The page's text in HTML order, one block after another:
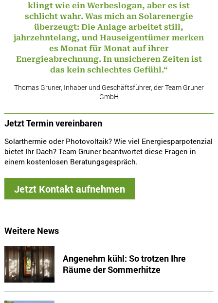
klingt wie ein Werbeslogan, aber es ist
schlicht wahr. Was mich an Solarenergie
überzeugt: Die Anlage arbeitet still,
jahrzehntelang, und Hauseigentümer merken
es Monat für Monat auf ihrer
Energieabrechnung. In unsicheren Zeiten ist
das kein schlechtes Gefühl.“
Thomas Gruner, Inhaber und Geschäftsführer, der Team Gruner
GmbH
Jetzt Termin vereinbaren
Solarthermie oder Photovoltaik? Wie viel Energiesparpotenzial
bietet Ihr Dach? Team Gruner beantwortet diese Fragen in
einem kostenlosen Beratungsgespräch.
Jetzt Kontakt aufnehmen
Weitere News
Angenehm kühl: So trotzen Ihre
Räume der Sommerhitze